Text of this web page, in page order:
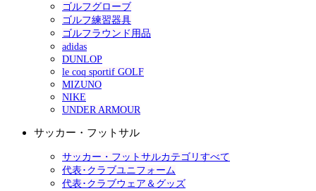
ゴルフグローブ
ゴルフ練習器具
ゴルフラウンド用品
adidas
DUNLOP
le coq sportif GOLF
MIZUNO
NIKE
UNDER ARMOUR
サッカー・フットサル
サッカー・フットサルカテゴリすべて
代表･クラブユニフォーム
代表･クラブウェア＆グッズ